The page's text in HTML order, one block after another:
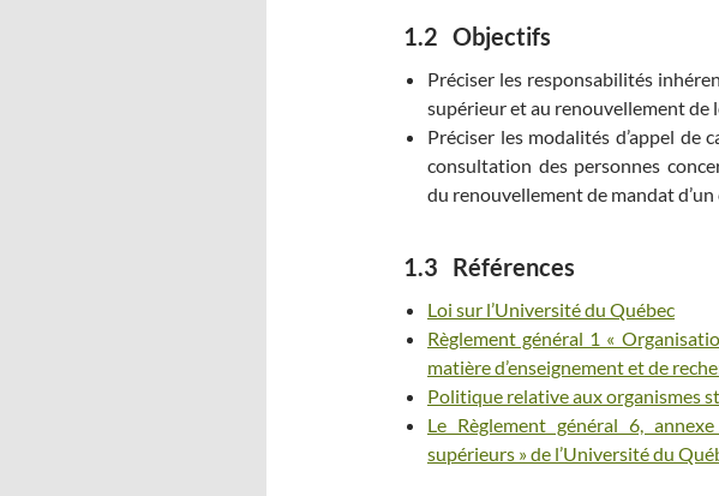
1.2 Objectifs
Préciser les responsabilités
supérieur et au renouvellement de
Préciser les modalités d’appel de
consultation des personnes
du renouvellement de mandat
1.3 Références
Loi sur l’Université du Québec
Règlement général 1 «
matière d’enseignement et de
Politique relative aux organismes
Le Règlement général 6,
supérieurs » de l’Université du